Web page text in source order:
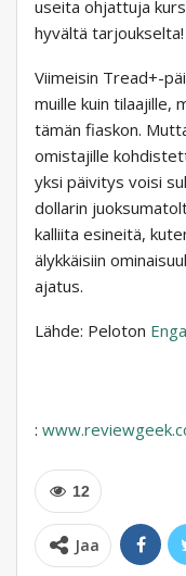
useita ohjattuja
hyvältä tarjoukselta!
Viimeisin Tread+-
muille kuin tilaajille,
tämän fiaskon.
omistajille
yksi päivitys voisi
dollarin
kalliita esineitä,
älykkäisiin
ajatus.
Lähde: Peloton
:
12
Jaa